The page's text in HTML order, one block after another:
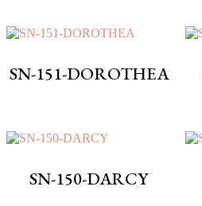
SN-151-DOROTHEA
SN-150-DARCY